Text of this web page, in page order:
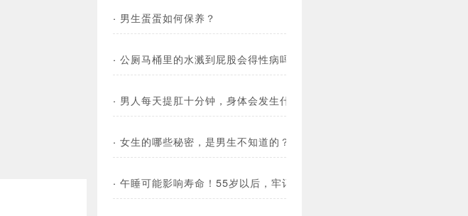
· 男生蛋蛋如何保养？
· 公厕马桶里的水溅到屁股会得性病吗？
· 男人每天提肛十分钟，身体会发生什么变化？
· 女生的哪些秘密，是男生不知道的？
· 午睡可能影响寿命！55岁以后，牢记午睡「三不要」！